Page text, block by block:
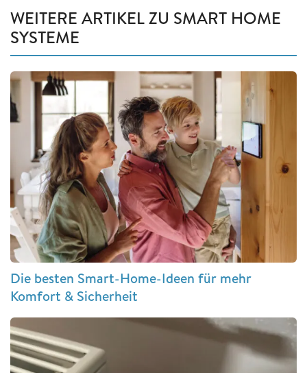
WEITERE ARTIKEL ZU SMART HOME
SYSTEME
Die besten Smart-Home-Ideen für mehr
Komfort & Sicherheit